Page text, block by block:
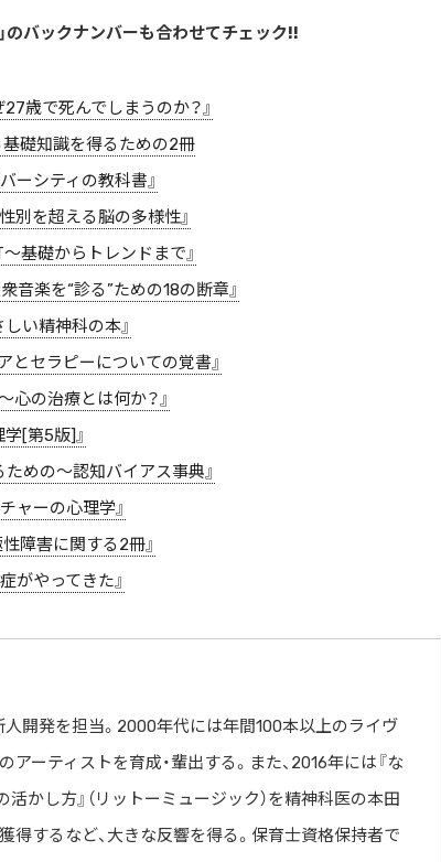
のバックナンバーも合わせてチェック!!
歳で死んでしまうのか？』
基礎知識を得るための2冊
ーシティの教科書』
別を超える脳の多様性』
基礎からトレンドまで』
音楽を“診る”ための18の断章』
い精神科の本』
とセラピーについての覚書』
心の治療とは何か？』
学[第5版]』
ための〜認知バイアス事典』
ャーの心理学』
障害に関する2冊』
がやってきた』
人開発を担 当。2000年代には年間100本以上のライヴ
アーティストを育成・輩出する。また、2016年には『な
かし方』（リットーミュージック）を精神科医の本田
得するなど、大きな反響を得る。保育士資格保持者で